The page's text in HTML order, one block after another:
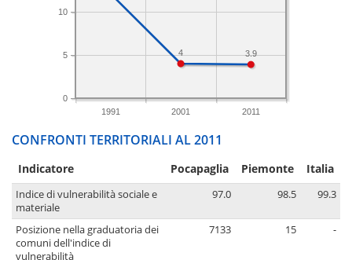
1991 2001 2011
0
5
10
3.9
4
CONFRONTI TERRITORIALI AL 2011
Indicatore Pocapaglia Piemonte Italia
Indice di vulnerabilità sociale e
materiale
97.0 98.5 99.3
Posizione nella graduatoria dei
comuni dell'indice di
vulnerabilità
7133 15 -